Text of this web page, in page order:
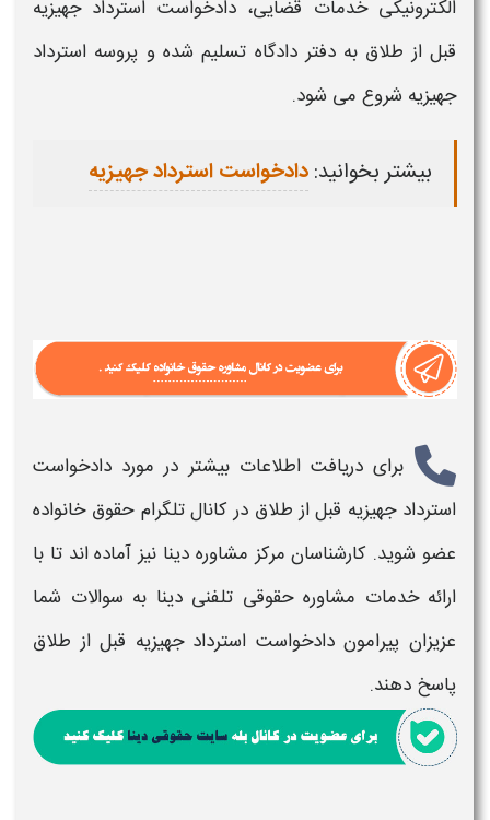
الکترونیکی خدمات قضایی، دادخواست استرداد جهیزیه
قبل از طلاق به دفتر دادگاه تسلیم شده و پروسه استرداد
جهیزیه شروع می شود.
بیشتر بخوانید:دادخواست استرداد جهیزیه
برای دریافت اطلاعات بیشتر در مورد دادخواست
استرداد جهیزیه قبل از طلاق در کانال تلگرام حقوق خانواده
عضو شوید. کارشناسان مرکز مشاوره دینا نیز آماده اند تا با
ارائه خدمات مشاوره حقوقی تلفنی دینا به سوالات شما
عزیزان پیرامون دادخواست استرداد جهیزیه قبل از طلاق
پاسخ دهند.